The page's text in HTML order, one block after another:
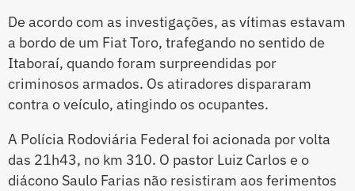
De acordo com as investigações, as vítimas estavam
a bordo de um Fiat Toro, trafegando no sentido de
Itaboraí, quando foram surpreendidas por
criminosos armados. Os atiradores dispararam
contra o veículo, atingindo os ocupantes.
A Polícia Rodoviária Federal foi acionada por volta
das 21h43, no km 310. O pastor Luiz Carlos e o
diácono Saulo Farias não resistiram aos ferimentos